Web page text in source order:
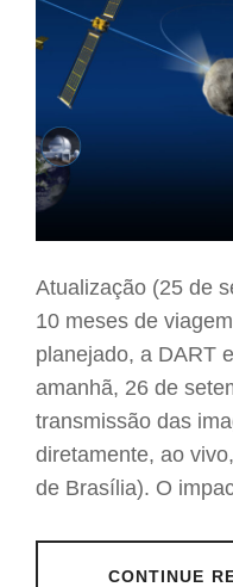
Atualização (25 de
10 meses de
planejado, a DART
amanhã, 26 de
transmissão das
diretamente, ao
de Brasília). O
CONTINUE